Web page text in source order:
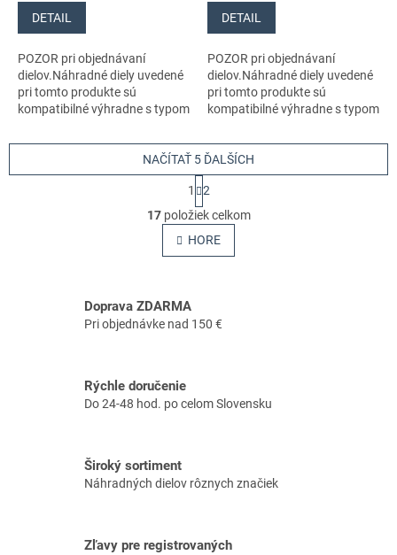
DETAIL
POZOR pri objednávaní
dielov.Náhradné diely uvedené
pri tomto produkte sú
kompatibilné výhradne s typom
DETAIL
POZOR pri objednávaní
dielov.Náhradné diely uvedené
pri tomto produkte sú
kompatibilné výhradne s typom
O
v
l
á
i
k
p
i
NAČÍTAŤ 5 ĎALŠÍCH
S
t
r
á
n
k
n
i
1
2
17položiek celkom
HORE
Doprava ZDARMA
Pri objednávke nad 150 €
Rýchle doručenie
Do 24-48 hod. po celom Slovensku
Široký sortiment
Náhradných dielov rôznych značiek
Zľavy pre registrovaných